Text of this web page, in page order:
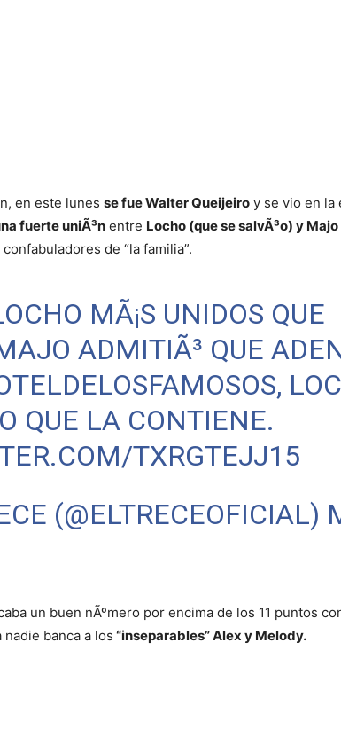
en este lunes se fue Walter Queijeiro y se vio en la
fuerte uniÃ³n entre Locho (que se salvÃ³o) y
de “la familia”.
MÃ¡S UNIDOS QUE
ADMITIÃ³ QUE
,
QUE LA CONTIENE.
TXRGTEJJ15
(@ELTRECEOFICIAL)
un buen nÃºmero por encima de los 11 puntos
banca a los “inseparables” Alex y Melody.